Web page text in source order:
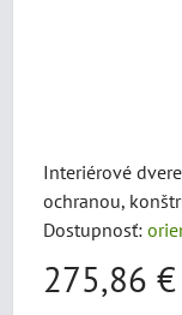
Interiérové
ochranou,
Dostupnosť:
275,86 €